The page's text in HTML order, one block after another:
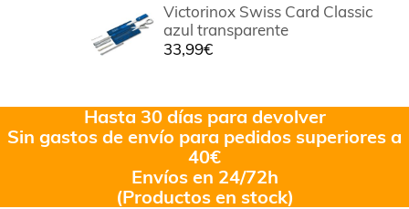
Victorinox Swiss Card Classic
azul transparente
33,99€
Hasta 30 días para devolver
Sin gastos de envío para pedidos superiores a
40€
Envíos en 24/72h
(Productos en stock)